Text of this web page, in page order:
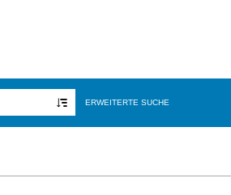
ERWEITERTE SUCHE